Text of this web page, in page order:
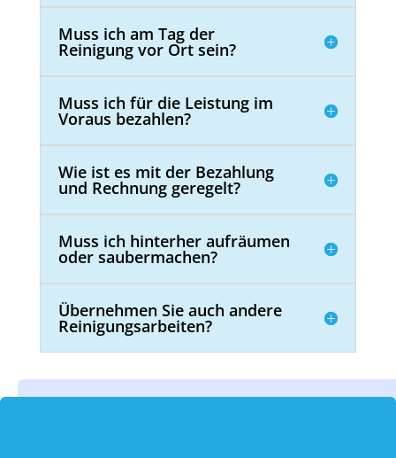
Muss ich am Tag der
Reinigung vor Ort sein?
Muss ich für die Leistung im
Voraus bezahlen?
Wie ist es mit der Bezahlung
und Rechnung geregelt?
Muss ich hinterher aufräumen
oder saubermachen?
Übernehmen Sie auch andere
Reinigungsarbeiten?